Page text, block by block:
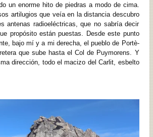
un enorme hito de piedras a modo de cima.
artilugios que veía en la distancia descubro
antenas radioeléctricas, que no sabría decir
propósito están puestas. Desde este punto
bajo mí y a mi derecha, el pueblo de Portè-
que sube hasta el Col de Puymorens. Y
dirección, todo el macizo del Carlit, esbelto